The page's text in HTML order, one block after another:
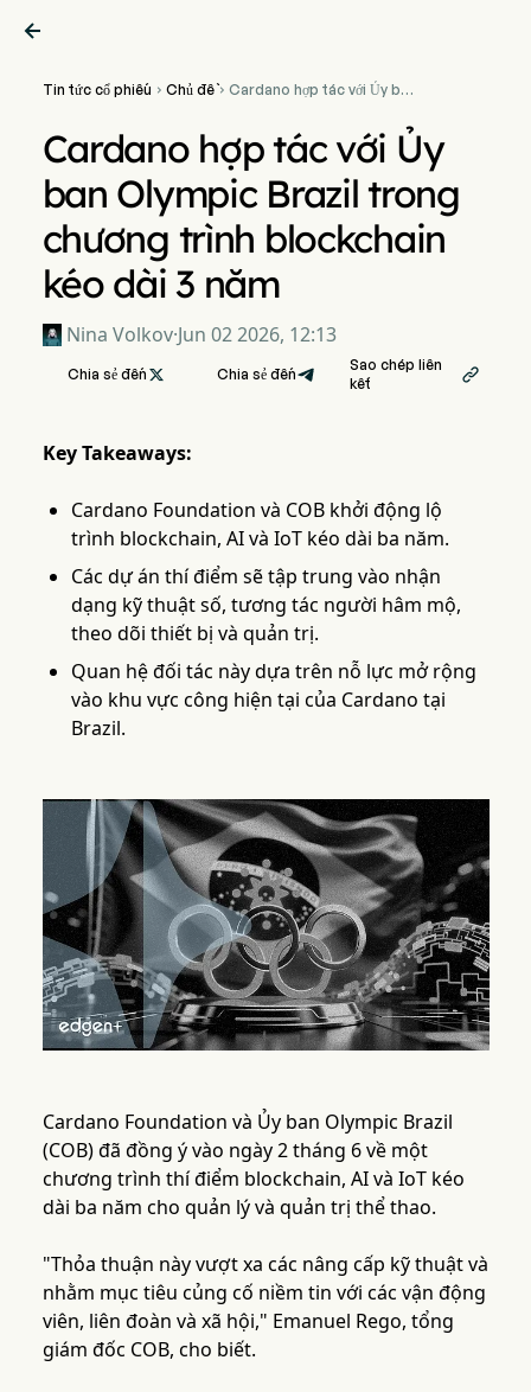

Tin tức cổ phiếu  Chủ đề Cardano hợp tác với Ủy ban
kéo dài 3 năm
Cardano hợp tác với Ủy
ban Olympic Brazil trong
chương trình blockchain
kéo dài 3 năm
Nina Volkov·Jun 02 2026, 12:13
Chia sẻ đến  Chia sẻ đến
Sao chép liên
kết

Key Takeaways:
Cardano Foundation và COB khởi động lộ
trình blockchain, AI và IoT kéo dài ba năm.
Các dự án thí điểm sẽ tập trung vào nhận
dạng kỹ thuật số, tương tác người hâm mộ,
theo dõi thiết bị và quản trị.
Quan hệ đối tác này dựa trên nỗ lực mở rộng
vào khu vực công hiện tại của Cardano tại
Brazil.
Cardano Foundation và Ủy ban Olympic Brazil
(COB) đã đồng ý vào ngày 2 tháng 6 về một
chương trình thí điểm blockchain, AI và IoT kéo
dài ba năm cho quản lý và quản trị thể thao.
"Thỏa thuận này vượt xa các nâng cấp kỹ thuật và
nhằm mục tiêu củng cố niềm tin với các vận động
viên, liên đoàn và xã hội," Emanuel Rego, tổng
giám đốc COB, cho biết.